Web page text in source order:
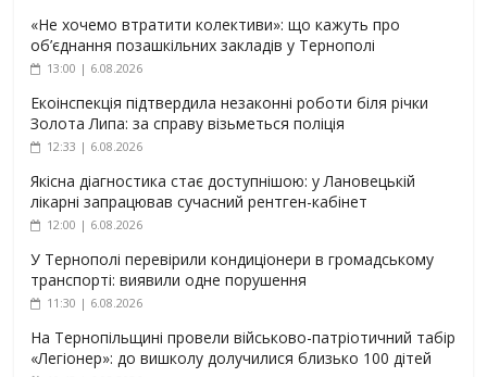
«Не хочемо втратити колективи»: що кажуть про
об’єднання позашкільних закладів у Тернополі
13:00 | 6.08.2026
Екоінспекція підтвердила незаконні роботи біля річки
Золота Липа: за справу візьметься поліція
12:33 | 6.08.2026
Якісна діагностика стає доступнішою: у Лановецькій
лікарні запрацював сучасний рентген-кабінет
12:00 | 6.08.2026
У Тернополі перевірили кондиціонери в громадському
транспорті: виявили одне порушення
11:30 | 6.08.2026
На Тернопільщині провели військово-патріотичний табір
«Легіонер»: до вишколу долучилися близько 100 дітей